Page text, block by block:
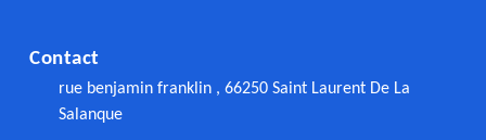
Contact
rue benjamin franklin , 66250 Saint Laurent De La
Salanque